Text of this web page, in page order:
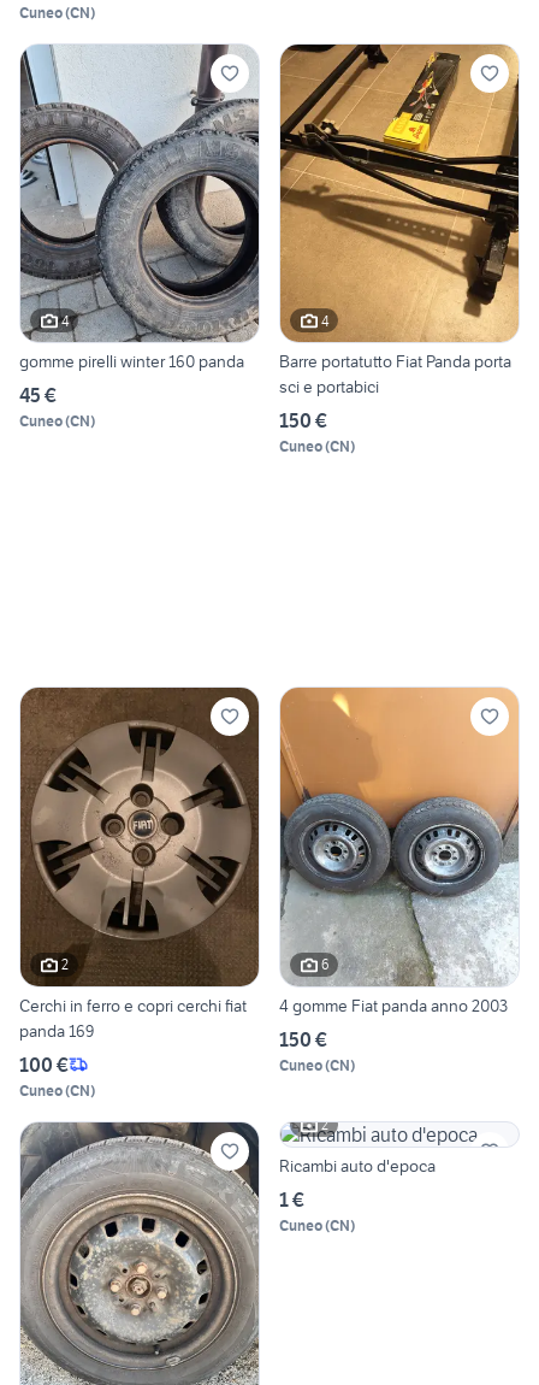
Cuneo(CN)
4
gomme pirelli winter 160 panda
45 €
Cuneo(CN)
4
Barre portatutto Fiat Panda porta
sci e portabici
150 €
Cuneo(CN)
2
Cerchi in ferro e copri cerchi fiat
panda 169
100 €
Cuneo(CN)
6
4 gomme Fiat panda anno 2003
150 €
Cuneo(CN)
2
Ricambi auto d'epoca
1 €
Cuneo(CN)